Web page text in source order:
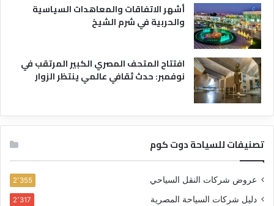
أشهر الاتفاقات والمعاهدات السياسية
والحربية في شرم الشيخ
افتتاح المتحف المصري الكبير المرتقب في
نوفمبر: حدث ثقافي عالمي ينتظر الزوار
تصنيفات للسياحة دوت كوم
عروض شركات النقل السياحي 2٬355
دليل شركات السياحة المصرية 2٬317